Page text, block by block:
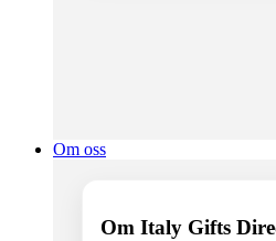
Om oss
Om Italy Gifts